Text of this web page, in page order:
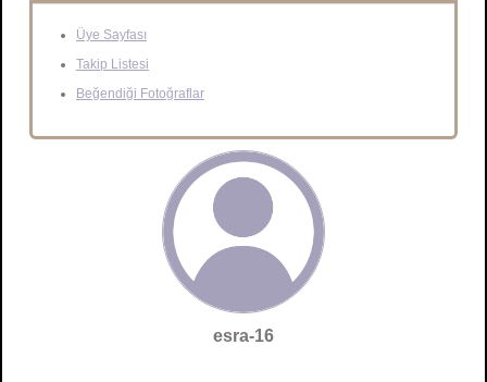
Üye Sayfası
Takip Listesi
Beğendiği Fotoğraflar
esra-16